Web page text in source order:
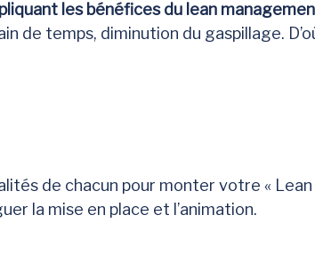
les bénéfices du lean
de temps, diminution du gaspillage.
de chacun pour monter votre «
la mise en place et l’animation.